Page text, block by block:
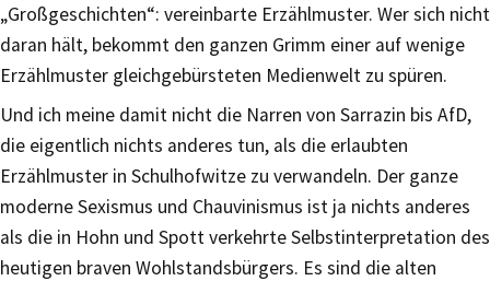
„Großgeschichten“: vereinbarte Erzählmuster. Wer sich nicht
daran hält, bekommt den ganzen Grimm einer auf wenige
Erzählmuster gleichgebürsteten Medienwelt zu spüren.
Und ich meine damit nicht die Narren von Sarrazin bis AfD,
die eigentlich nichts anderes tun, als die erlaubten
Erzählmuster in Schulhofwitze zu verwandeln. Der ganze
moderne Sexismus und Chauvinismus ist ja nichts anderes
als die in Hohn und Spott verkehrte Selbstinterpretation des
heutigen braven Wohlstandsbürgers. Es sind die alten